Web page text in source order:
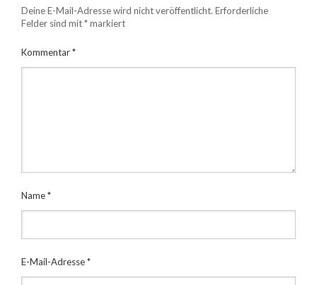
Deine E-Mail-Adresse wird nicht veröffentlicht. Erforderliche
Felder sind mit*markiert
Kommentar*
Name*
E-Mail-Adresse*